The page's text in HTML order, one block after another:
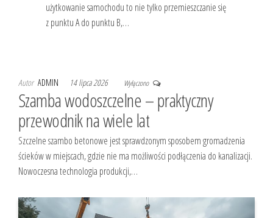
użytkowanie samochodu to nie tylko przemieszczanie się
z punktu A do punktu B,…
Autor ADMIN 14 lipca 2026 Wyłączono
Szamba wodoszczelne – praktyczny
przewodnik na wiele lat
Szczelne szambo betonowe jest sprawdzonym sposobem gromadzenia
ścieków w miejscach, gdzie nie ma możliwości podłączenia do kanalizacji.
Nowoczesna technologia produkcji,…